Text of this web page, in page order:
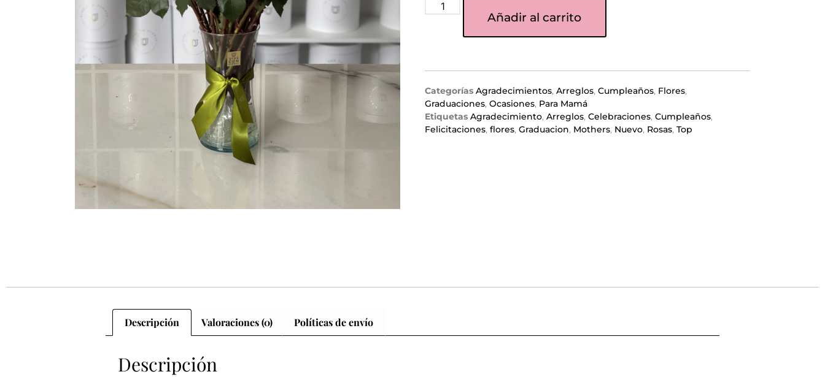
Añadir al carrito
Categorías Agradecimientos, Arreglos, Cumpleaños, Flores,
Graduaciones, Ocasiones, Para Mamá
Etiquetas Agradecimiento, Arreglos, Celebraciones, Cumpleaños,
Felicitaciones, flores, Graduacion, Mothers, Nuevo, Rosas, Top
Descripción Valoraciones (0) Políticas de envío
Descripción